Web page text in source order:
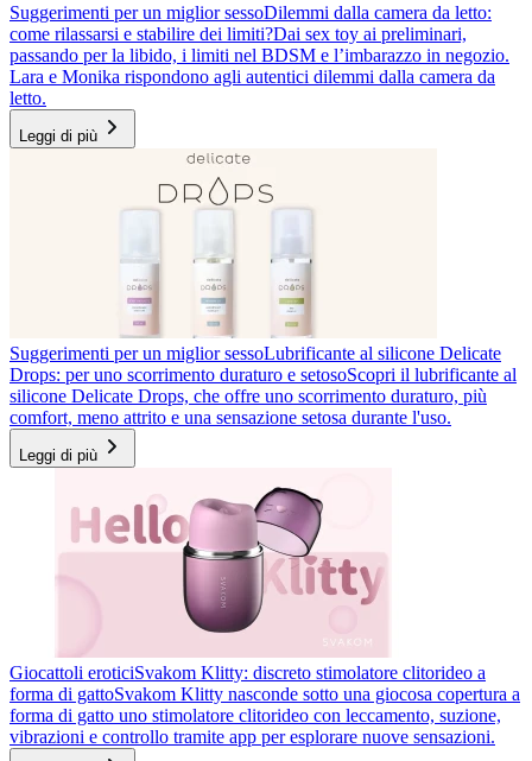
Suggerimenti per un miglior sessoDilemmi dalla camera da letto:
come rilassarsi e stabilire dei limiti?Dai sex toy ai preliminari,
passando per la libido, i limiti nel BDSM e l’imbarazzo in negozio.
Lara e Monika rispondono agli autentici dilemmi dalla camera da
letto.
Leggi di più
Suggerimenti per un miglior sessoLubrificante al silicone Delicate
Drops: per uno scorrimento duraturo e setosoScopri il lubrificante al
silicone Delicate Drops, che offre uno scorrimento duraturo, più
comfort, meno attrito e una sensazione setosa durante l'uso.
Leggi di più
Giocattoli eroticiSvakom Klitty: discreto stimolatore clitorideo a
forma di gattoSvakom Klitty nasconde sotto una giocosa copertura a
forma di gatto uno stimolatore clitorideo con leccamento, suzione,
vibrazioni e controllo tramite app per esplorare nuove sensazioni.